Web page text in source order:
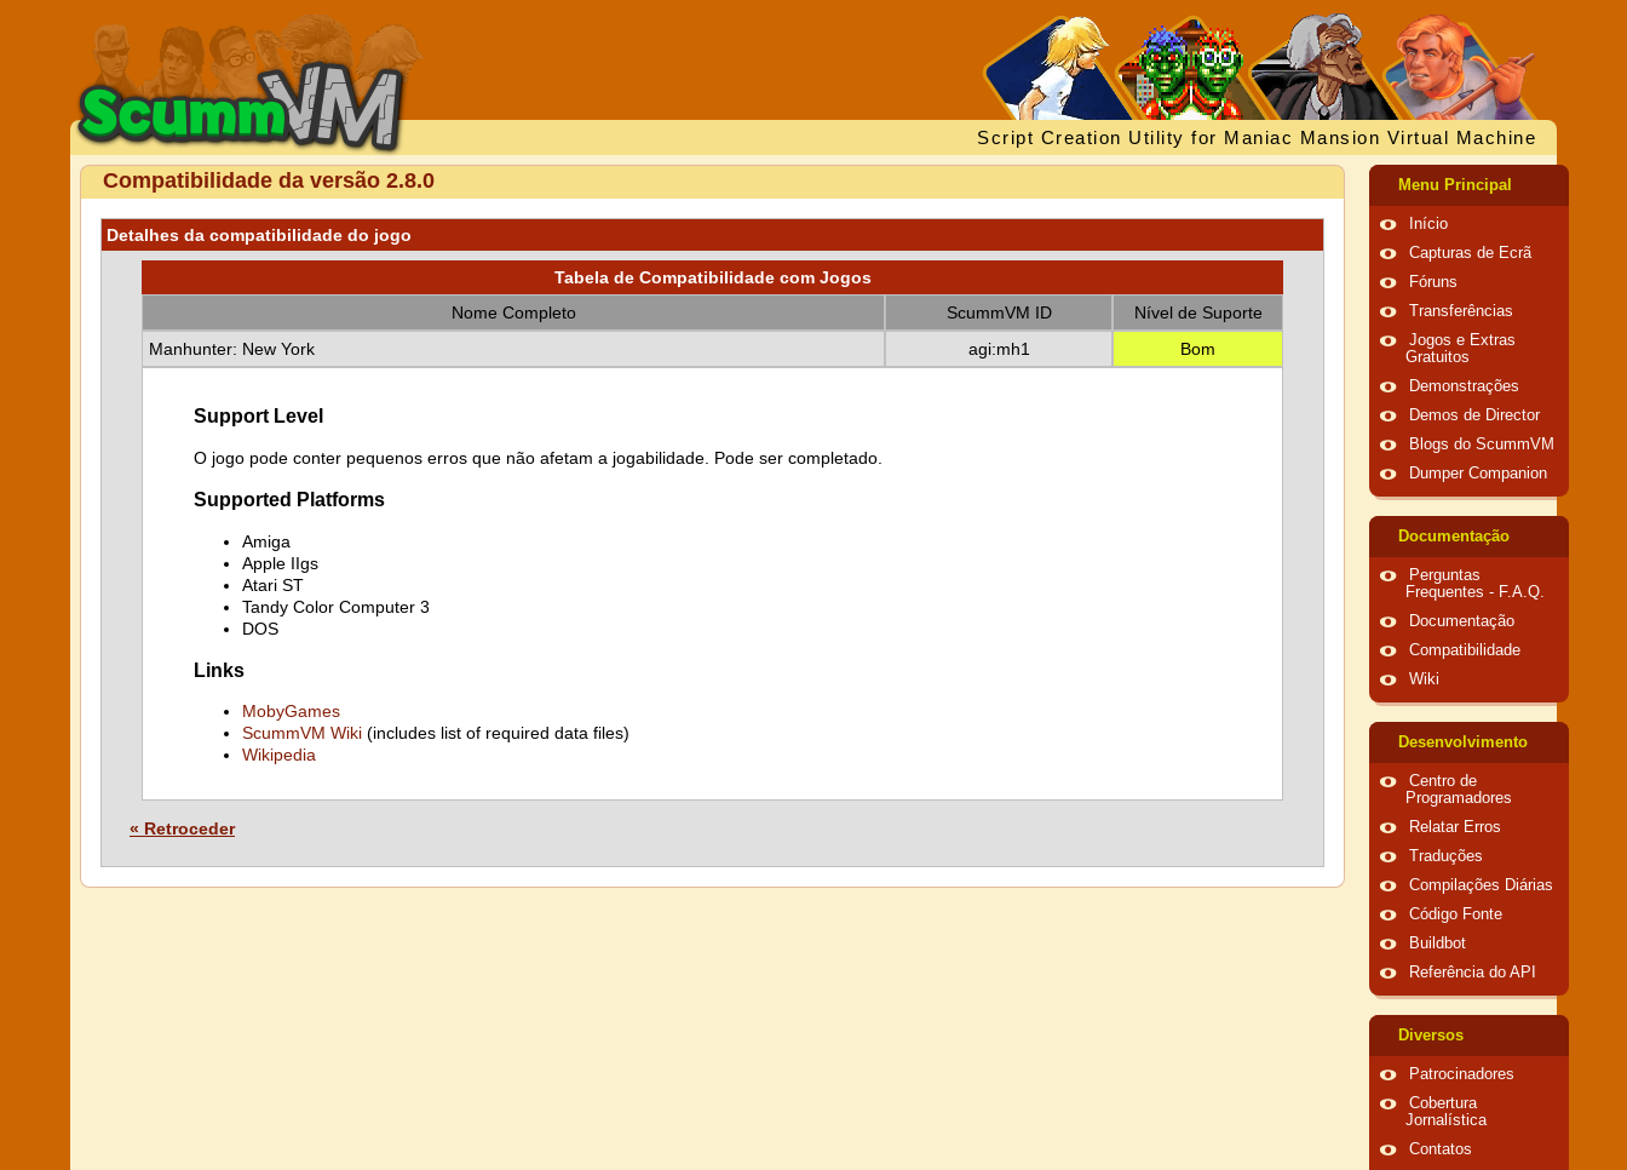
Script Creation Utility for Maniac Mansion Virtual Machine
Compatibilidade da versão 2.8.0
Detalhes da compatibilidade do jogo
Tabela de Compatibilidade com Jogos
Nome Completo
ScummVM ID
Nível de Suporte
Manhunter: New York
agi:mh1 Bom
Support Level
O jogo pode conter pequenos erros que não afetam a jogabilidade. Pode ser completado.
Supported Platforms
Amiga
Apple IIgs
Atari ST
Tandy Color Computer 3
DOS
Links
MobyGames
ScummVM Wiki (includes list of required data files)
Wikipedia
« Retroceder
Menu Principal
Início
Capturas de Ecrã
Fóruns
Transferências
Jogos e Extras
Gratuitos
Demonstrações
Demos de Director
Blogs do ScummVM
Dumper Companion
Documentação
Perguntas
Frequentes - F.A.Q.
Documentação
Compatibilidade
Wiki
Desenvolvimento
Centro de
Programadores
Relatar Erros
Traduções
Compilações Diárias
Código Fonte
Buildbot
Referência do API
Diversos
Patrocinadores
Cobertura
Jornalística
Contatos